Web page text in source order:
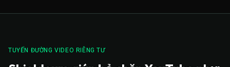
TUYẾN ĐƯỜNG VIDEO RIÊNG TƯ